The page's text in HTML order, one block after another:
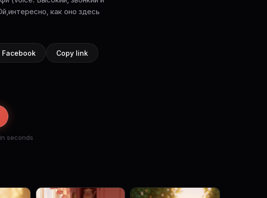
как оно здесь
Facebook Copy link
seconds